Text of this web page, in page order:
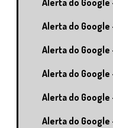
Alerta do
Alerta do
Alerta do
Alerta do
Alerta do
Alerta do